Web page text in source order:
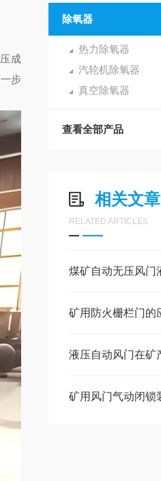
除氧器
热力除氧器
汽轮机除氧器
真空除氧器
查看全部产品
相关文章
RELATED ARTICLES
成
步